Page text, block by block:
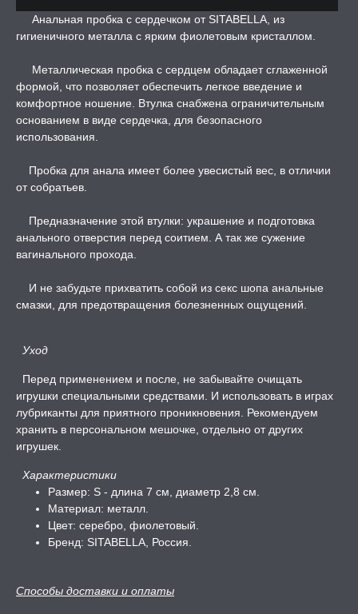
КАРТА
-50%, ТОВАР ЗА
ОБРАЗ
БОНДАЖ
Анальная пробка с сердечком от SITABELLA, из
гигиеничного металла с ярким фиолетовым кристаллом.
Металлическая пробка с сердцем обладает сглаженной
формой, что позволяет обеспечить легкое введение и
комфортное ношение. Втулка снабжена ограничительным
основанием в виде сердечка, для безопасного
использования.
Пробка для анала имеет более увесистый вес, в отличии
от собратьев.
Предназначение этой втулки: украшение и подготовка
анального отверстия перед соитием. А так же сужение
вагинального прохода.
И не забудьте прихватить собой из секс шопа анальные
смазки , для предотвращения болезненных ощущений.
Уход
Перед применением и после, не забывайте очищать
игрушки специальными средствами. И использовать в играх
лубриканты для приятного проникновения. Рекомендуем
хранить в персональном мешочке, отдельно от других
игрушек.
Характеристики
Размер: S - длина 7 см, диаметр 2,8 см.
Материал: металл.
Цвет: серебро, фиолетовый.
Бренд: SITABELLA, Россия.
Способы доставки и оплаты